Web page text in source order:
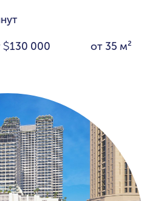
$130 000 от 35 м²